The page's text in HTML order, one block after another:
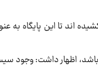
اند تا این پایگاه به
باشد، اظهار داشت: وجود